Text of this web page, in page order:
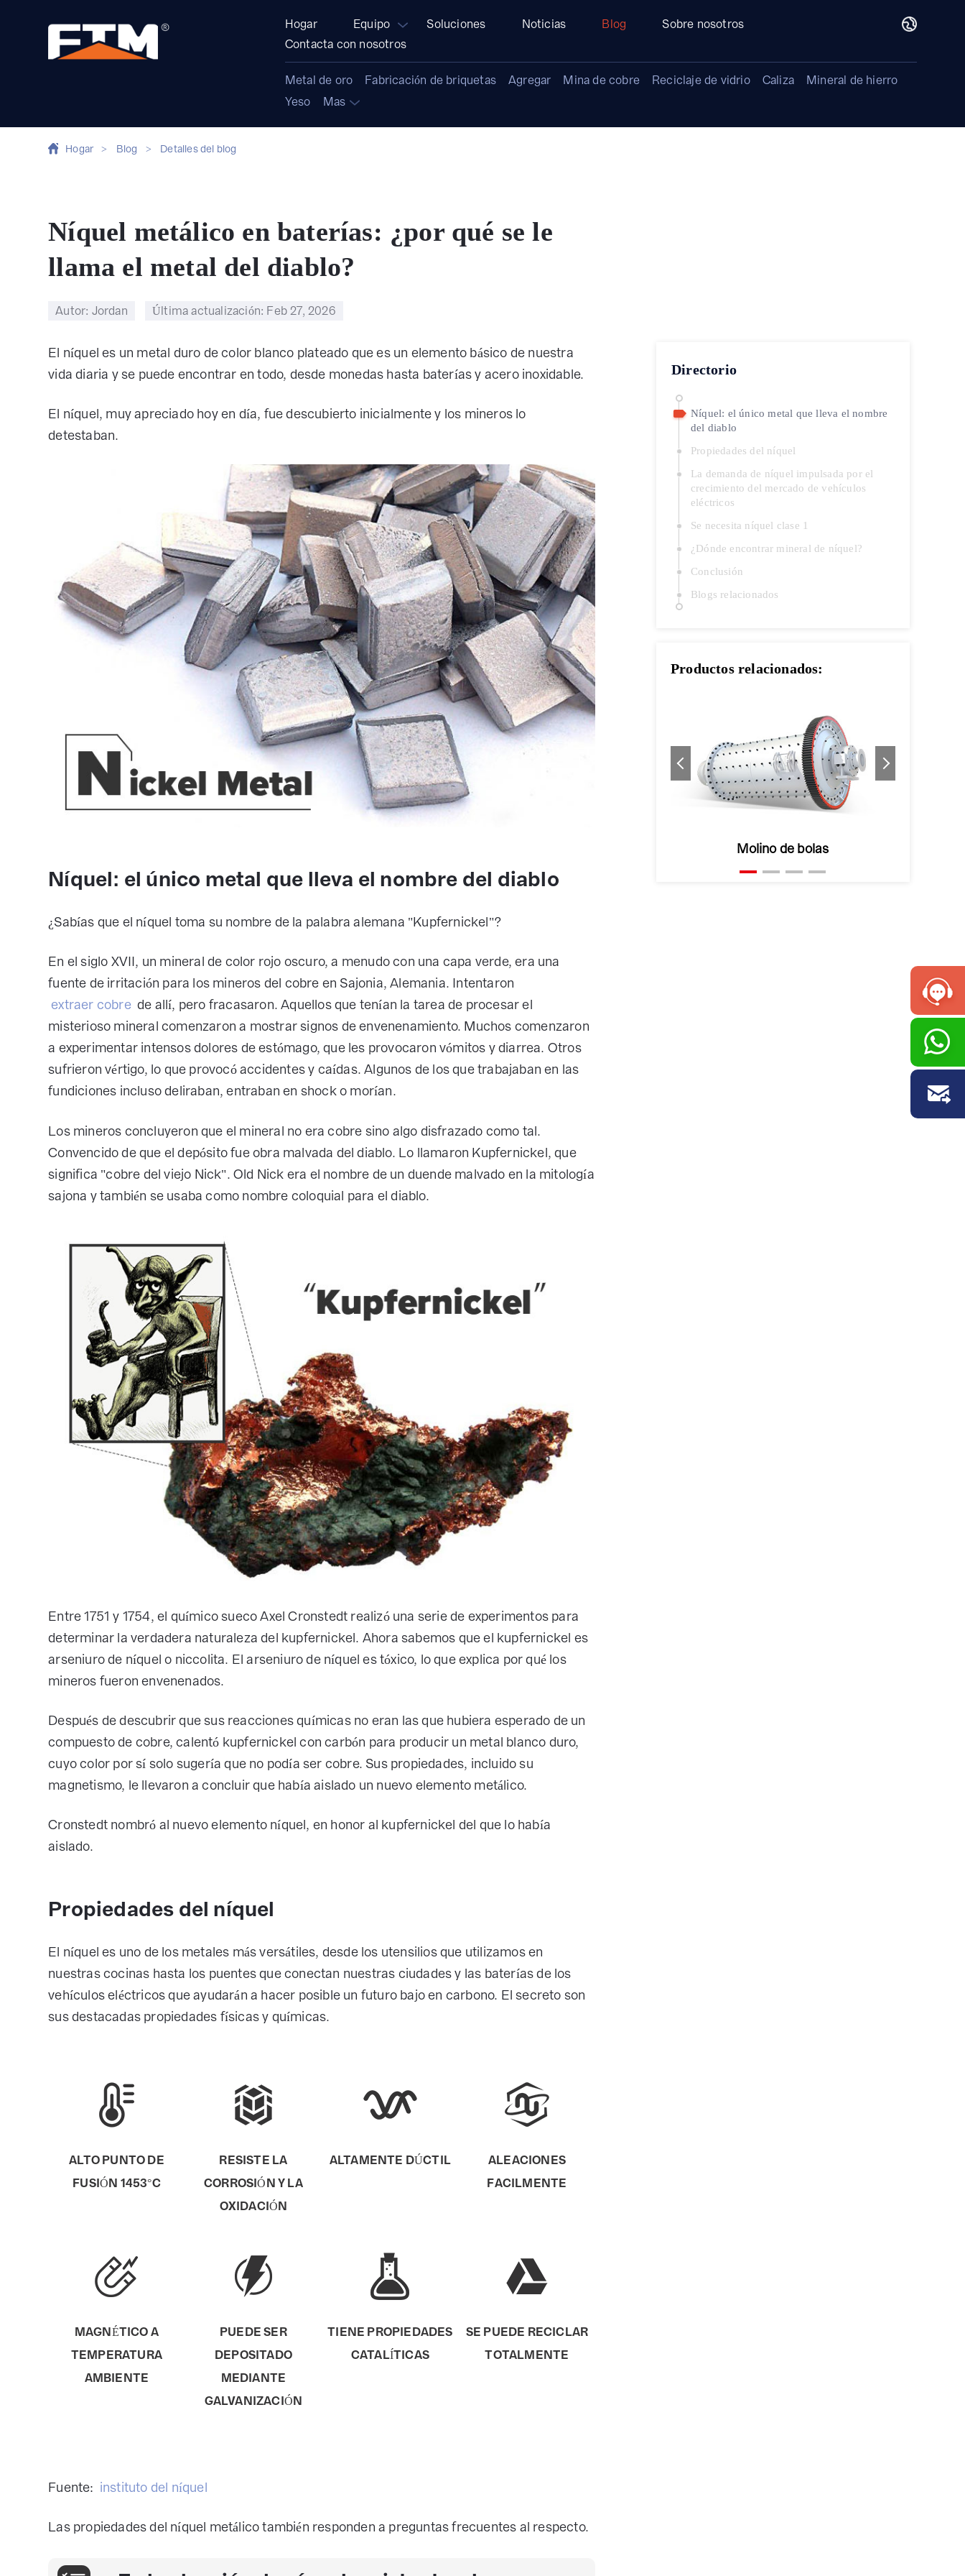
Hogar Equipo Soluciones Noticias Blog
Sobre nosotros
Contacta con nosotros
Metal de oro Fabricación de briquetas Agregar Mina de cobre Reciclaje de vidrio Caliza
Mineral de hierro
Yeso
Mas
Hogar > Blog > Detalles del blog
Níquel metálico en baterías: ¿por qué se le
llama el metal del diablo?
Autor: Jordan Última actualización: Feb 27, 2026
El níquel es un metal duro de color blanco plateado que es un elemento básico de nuestra
vida diaria y se puede encontrar en todo, desde monedas hasta baterías y acero inoxidable.
El níquel, muy apreciado hoy en día, fue descubierto inicialmente y los mineros lo
detestaban.
Níquel: el único metal que lleva el nombre del diablo
¿Sabías que el níquel toma su nombre de la palabra alemana "Kupfernickel"?
En el siglo XVII, un mineral de color rojo oscuro, a menudo con una capa verde, era una
fuente de irritación para los mineros del cobre en Sajonia, Alemania. Intentaron
extraer cobre de allí, pero fracasaron. Aquellos que tenían la tarea de procesar el
misterioso mineral comenzaron a mostrar signos de envenenamiento. Muchos comenzaron
a experimentar intensos dolores de estómago, que les provocaron vómitos y diarrea. Otros
sufrieron vértigo, lo que provocó accidentes y caídas. Algunos de los que trabajaban en las
fundiciones incluso deliraban, entraban en shock o morían.
Los mineros concluyeron que el mineral no era cobre sino algo disfrazado como tal.
Convencido de que el depósito fue obra malvada del diablo. Lo llamaron Kupfernickel, que
significa "cobre del viejo Nick". Old Nick era el nombre de un duende malvado en la mitología
sajona y también se usaba como nombre coloquial para el diablo.
Entre 1751 y 1754, el químico sueco Axel Cronstedt realizó una serie de experimentos para
determinar la verdadera naturaleza del kupfernickel. Ahora sabemos que el kupfernickel es
arseniuro de níquel o niccolita. El arseniuro de níquel es tóxico, lo que explica por qué los
mineros fueron envenenados.
Después de descubrir que sus reacciones químicas no eran las que hubiera esperado de un
compuesto de cobre, calentó kupfernickel con carbón para producir un metal blanco duro,
cuyo color por sí solo sugería que no podía ser cobre. Sus propiedades, incluido su
magnetismo, le llevaron a concluir que había aislado un nuevo elemento metálico.
Cronstedt nombró al nuevo elemento níquel, en honor al kupfernickel del que lo había
aislado.
Propiedades del níquel
El níquel es uno de los metales más versátiles, desde los utensilios que utilizamos en
nuestras cocinas hasta los puentes que conectan nuestras ciudades y las baterías de los
vehículos eléctricos que ayudarán a hacer posible un futuro bajo en carbono. El secreto son
sus destacadas propiedades físicas y químicas.
ALTO PUNTO DE
FUSIÓN 1453°C
RESISTE LA
CORROSIÓN Y LA
OXIDACIÓN
ALTAMENTE DÚCTIL
ALEACIONES
FACILMENTE
MAGNÉTICO A
TEMPERATURA
AMBIENTE
PUEDE SER
DEPOSITADO
MEDIANTE
GALVANIZACIÓN
TIENE PROPIEDADES
CATALÍTICAS
SE PUEDE RECICLAR
TOTALMENTE
Fuente: instituto del níquel
Las propiedades del níquel metálico también responden a preguntas frecuentes al respecto.
Directorio
Níquel: el único metal que lleva el nombre
del diablo
Propiedades del níquel
La demanda de níquel impulsada por el
crecimiento del mercado de vehículos
eléctricos
Se necesita níquel clase 1
¿Dónde encontrar mineral de níquel?
Conclusión
Blogs relacionados
Productos relacionados:
maquina de flotacion